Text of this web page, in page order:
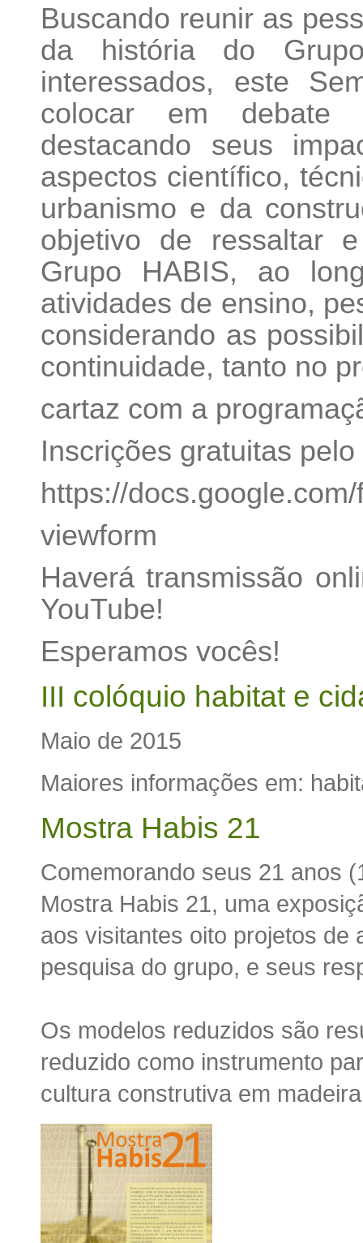
Buscando reunir as
da história do
interessados, este
colocar em debate
destacando seus
aspectos científico,
urbanismo e da
objetivo de ressaltar
Grupo HABIS, ao
atividades de ensino,
considerando as
continuidade, tanto no
cartaz com a
Inscrições gratuitas pelo
https://
viewform
Haverá transmissão
YouTube!
Esperamos vocês!
III colóquio habitat e
Maio de 2015
Maiores informações em:
Mostra Habis 21
Comemorando seus 21 anos
Mostra Habis 21, uma
aos visitantes oito projetos de
pesquisa do grupo, e seus
Os modelos reduzidos são
reduzido como instrumento
cultura construtiva em